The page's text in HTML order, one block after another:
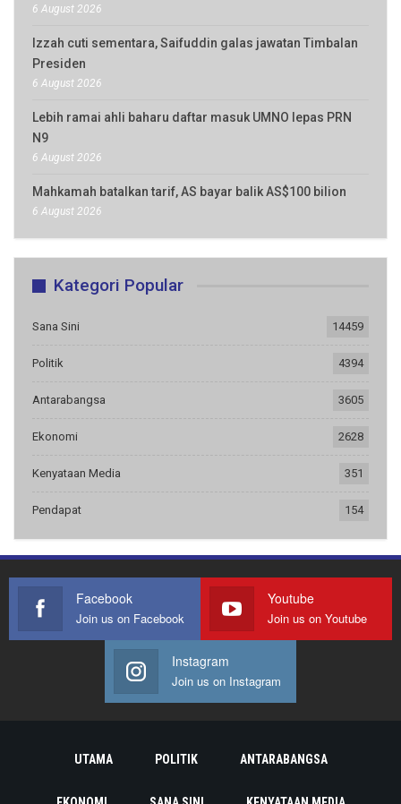
6 August 2026
Izzah cuti sementara, Saifuddin galas jawatan Timbalan
Presiden
6 August 2026
Lebih ramai ahli baharu daftar masuk UMNO lepas PRN
N9
6 August 2026
Mahkamah batalkan tarif, AS bayar balik AS$100 bilion
6 August 2026
Kategori Popular
Sana Sini 14459
Politik 4394
Antarabangsa 3605
Ekonomi 2628
Kenyataan Media 351
Pendapat 154
Facebook
Join us on Facebook
Youtube
Join us on Youtube
Instagram
Join us on Instagram
UTAMA POLITIK ANTARABANGSA